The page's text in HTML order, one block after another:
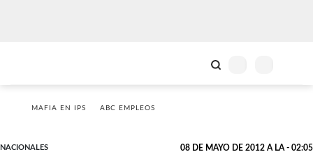
MAFIA EN IPS ABC EMPLEOS
NACIONALES 08 DE MAYO DE 2012 A LA - 02:05